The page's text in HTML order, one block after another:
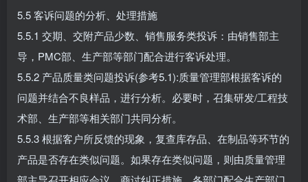
5.5 客诉问题的分析、处理措施
5.5.1 交期、交附产品少数、销售服务类投诉：由销售部主
导，PMC部、生产部等部门配合进行客诉处理。
5.5.2 产品质量类问题投诉(参考5.1):质量管理部根据客诉的
问题并结合不良样品，进行分析。必要时，召集研发/工程技
术部、生产部等相关部门共同分析。
5.5.3 根据客户所反馈的现象，复查库存品、在制品等环节的
产品是否存在类似问题。如果存在类似问题，则由质量管理